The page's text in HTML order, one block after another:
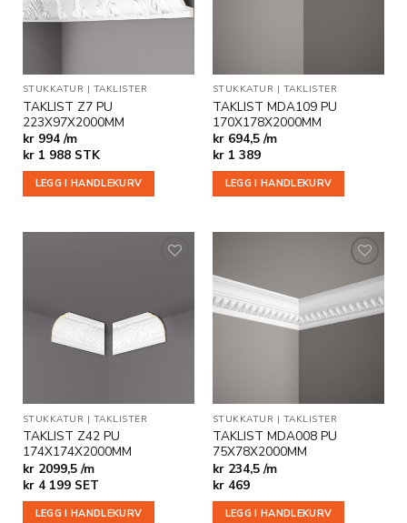
STUKKATUR | TAKLISTER
TAKLIST Z7 PU
223X97X2000MM
kr 994 /m
kr1 988 STK
LEGG I HANDLEKURV
STUKKATUR | TAKLISTER
TAKLIST MDA109 PU
170X178X2000MM
kr 694,5 /m
kr1 389
LEGG I HANDLEKURV
ønskeliste
STUKKATUR | TAKLISTER
TAKLIST Z42 PU
174X174X2000MM
kr 2099,5 /m
kr4 199 SET
LEGG I HANDLEKURV
Legg til
i
ønskeliste
STUKKATUR | TAKLISTER
TAKLIST MDA008 PU
75X78X2000MM
kr 234,5 /m
kr469
LEGG I HANDLEKURV